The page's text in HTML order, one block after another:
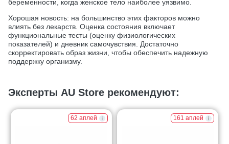
беременности, когда женское тело наиболее уязвимо.
Хорошая новость: на большинство этих факторов можно
влиять без лекарств. Оценка состояния включает
функциональные тесты (оценку физиологических
показателей) и дневник самочувствия. Достаточно
скорректировать образ жизни, чтобы обеспечить надежную
поддержку организму.
Эксперты AU Store рекомендуют:
62 аплей 161 аплей